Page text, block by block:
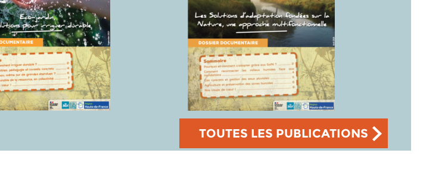
TOUTES LES PUBLICATIONS